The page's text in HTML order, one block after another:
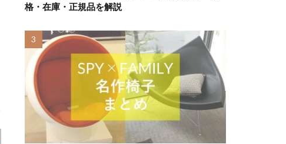
格・在庫・正規品を解説